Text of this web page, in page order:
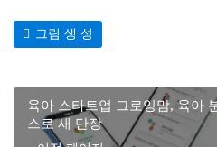
그림 생 성
육아 스타트업 그로잉맘, 육아
스로 새 단장